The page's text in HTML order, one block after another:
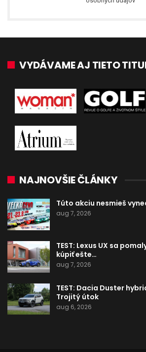
VYDÁVAME AJ TIETO
NAJNOVŠIE ČLÁNKY
Túto akciu nesmieš
aug 7, 2026
TEST: Lexus UX sa
kúpiť ešte…
aug 7, 2026
TEST: Dacia Duster
Trojitý útok
aug 6, 2026